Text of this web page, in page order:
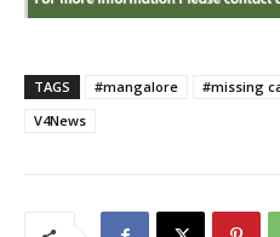
TAGS #mangalore #missing
V4News